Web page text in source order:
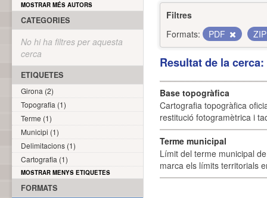
Filtres
Formats:
PDF
Resultat de la
Base topogràfica
Cartografia topogràfica
restitució fotogramètrica i
Terme municipal
Límit del terme municipal
marca els límits territorials
MOSTRAR MÉS AUTORS
CATEGORIES
No hi ha filtres per aquesta
cerca
ETIQUETES
Girona (2)
Topografia (1)
Terme (1)
Municipi (1)
Delimitacions (1)
Cartografia (1)
MOSTRAR MENYS ETIQUETES
FORMATS